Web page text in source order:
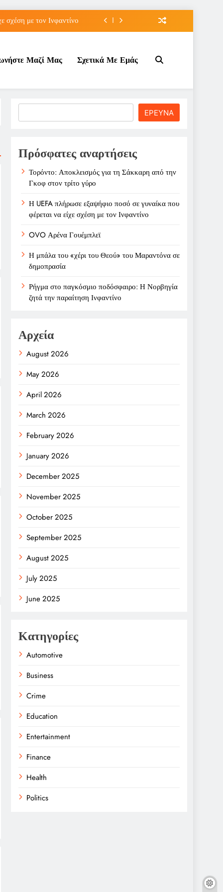
σχέση με τον Ινφαντίνο
σε δημοπρασία
σχέση με τον Ινφαντίνο
OVO Αρένα Γουέμπλεϊ
Μαζί Μας Σχετικά Με Εμάς
ΕΡΕΥΝΑ
Πρόσφατες αναρτήσεις
Τορόντο: Αποκλεισμός για τη Σάκκαρη από την
Γκοφ στον τρίτο γύρο
Η UEFA πλήρωσε εξαψήφιο ποσό σε γυναίκα που
φέρεται να είχε σχέση με τον Ινφαντίνο
OVO Αρένα Γουέμπλεϊ
Η μπάλα του «χέρι του Θεού» του Μαραντόνα σε
δημοπρασία
Ρήγμα στο παγκόσμιο ποδόσφαιρο: Η Νορβηγία
ζητά την παραίτηση Ινφαντίνο
Αρχεία
August 2026
May 2026
April 2026
March 2026
February 2026
January 2026
December 2025
November 2025
October 2025
September 2025
August 2025
July 2025
June 2025
Κατηγορίες
Automotive
Business
Crime
Education
Entertainment
Finance
Health
Politics